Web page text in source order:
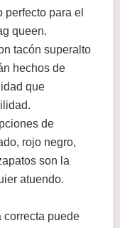
para el
queen.
tacón superalto
hechos de
que
de
rojo negro,
son la
atuendo.
correcta puede